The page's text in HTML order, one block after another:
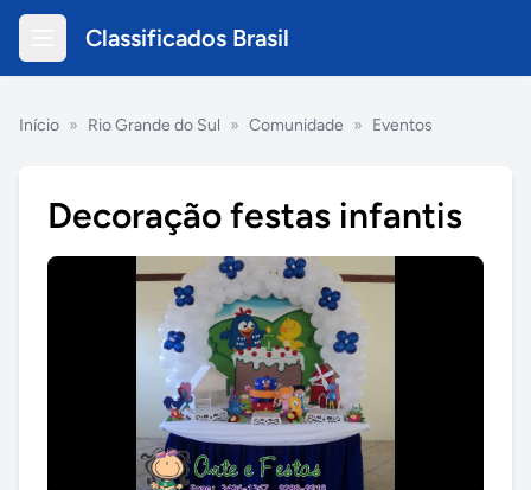
Classificados Brasil
Início » Rio Grande do Sul » Comunidade » Eventos
Decoração festas infantis